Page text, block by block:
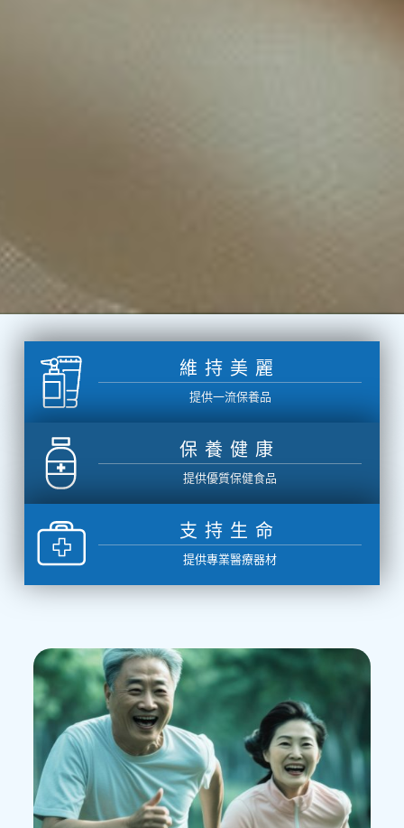
維持美麗
提供一流保養品
保養健康
提供優質保健食品
支持生命
提供專業醫療器材